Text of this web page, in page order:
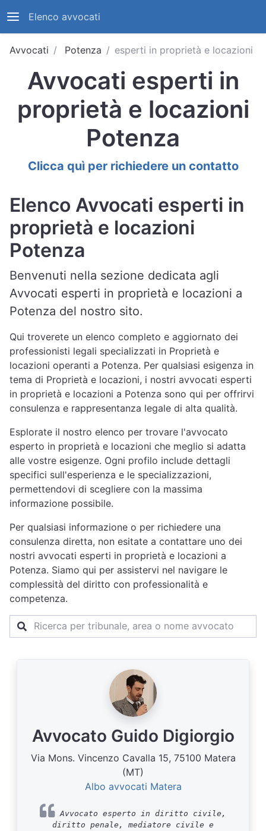
Elenco avvocati
Avvocati Potenza esperti in proprietà e locazioni
Avvocati esperti in
proprietà e locazioni
Potenza
Clicca quì per richiedere un contatto
Elenco Avvocati esperti in
proprietà e locazioni
Potenza
Benvenuti nella sezione dedicata agli
Avvocati esperti in proprietà e locazioni a
Potenza del nostro sito.
Qui troverete un elenco completo e aggiornato dei
professionisti legali specializzati in Proprietà e
locazioni operanti a Potenza. Per qualsiasi esigenza in
tema di Proprietà e locazioni, i nostri avvocati esperti
in proprietà e locazioni a Potenza sono qui per offrirvi
consulenza e rappresentanza legale di alta qualità.
Esplorate il nostro elenco per trovare l'avvocato
esperto in proprietà e locazioni che meglio si adatta
alle vostre esigenze. Ogni profilo include dettagli
specifici sull'esperienza e le specializzazioni,
permettendovi di scegliere con la massima
informazione possibile.
Per qualsiasi informazione o per richiedere una
consulenza diretta, non esitate a contattare uno dei
nostri avvocati esperti in proprietà e locazioni a
Potenza. Siamo qui per assistervi nel navigare le
complessità del diritto con professionalità e
competenza.
Avvocato Guido Digiorgio
Via Mons. Vincenzo Cavalla 15, 75100 Matera
(MT)
Albo avvocati Matera
Avvocato esperto in diritto civile,
diritto penale, mediatore civile e